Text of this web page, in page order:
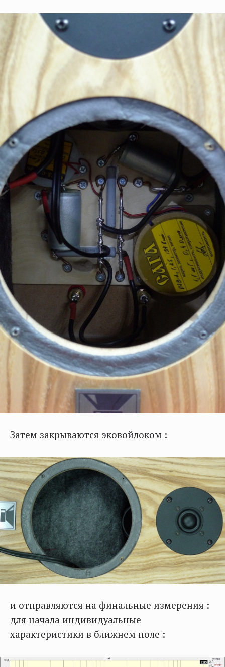
Затем закрываются эковойлоком :
и отправляются на финальные измерения :
для начала индивидуальные
характеристики в ближнем поле :